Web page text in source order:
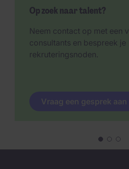
Op zoek naar talent?
Neem contact op met een
consultants en bespreek je
rekruteringsnoden.
Vraag een gesprek aan